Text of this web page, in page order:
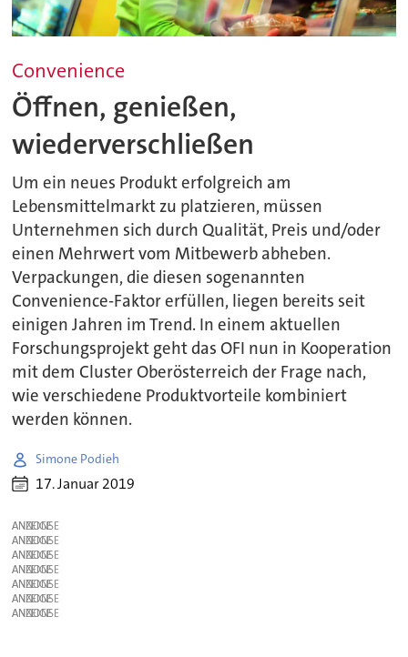
Convenience
Öffnen, genießen,
wiederverschließen
Um ein neues Produkt erfolgreich am
Lebensmittelmarkt zu platzieren, müssen
Unternehmen sich durch Qualität, Preis und/oder
einen Mehrwert vom Mitbewerb abheben.
Verpackungen, die diesen sogenannten
Convenience-Faktor erfüllen, liegen bereits seit
einigen Jahren im Trend. In einem aktuellen
Forschungsprojekt geht das OFI nun in Kooperation
mit dem Cluster Oberösterreich der Frage nach,
wie verschiedene Produktvorteile kombiniert
werden können.
Simone Podieh
17. Januar 2019
ANZEIGE
ANZEIGE
ANZEIGE
ANZEIGE
ANZEIGE
ANZEIGE
ANZEIGE